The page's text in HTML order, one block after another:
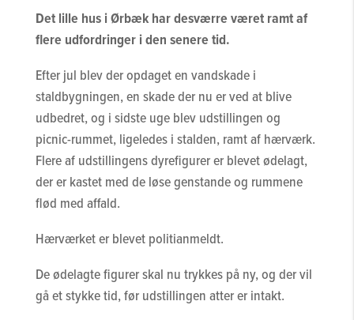
Det lille hus i Ørbæk har desværre været ramt af
flere udfordringer i den senere tid.
Efter jul blev der opdaget en vandskade i
staldbygningen, en skade der nu er ved at blive
udbedret, og i sidste uge blev udstillingen og
picnic-rummet, ligeledes i stalden, ramt af hærværk.
Flere af udstillingens dyrefigurer er blevet ødelagt,
der er kastet med de løse genstande og rummene
flød med affald.
Hærværket er blevet politianmeldt.
De ødelagte figurer skal nu trykkes på ny, og der vil
gå et stykke tid, før udstillingen atter er intakt.